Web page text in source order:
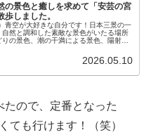
の景色と癒しを求めて「安芸の宮
しました。
青空が大好きな自分です！日本三景の一
然と調和した素敵な景色がいたる場所
の景色、潮の干満による景色、陽射し
2026.05.10
ので、定番となった
ても行けます！（笑）